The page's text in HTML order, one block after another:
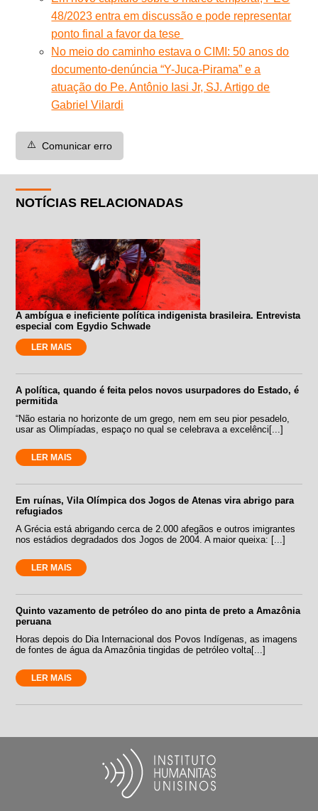
48/2023 entra em discussão e pode representar
ponto final a favor da tese
No meio do caminho estava o CIMI: 50 anos do
documento-denúncia “Y-Juca-Pirama” e a
atuação do Pe. Antônio Iasi Jr, SJ. Artigo de
Gabriel Vilardi
⚠️ Comunicar erro
NOTÍCIAS RELACIONADAS
A ambígua e ineficiente política indigenista brasileira. Entrevista
especial com Egydio Schwade
LER MAIS
A política, quando é feita pelos novos usurpadores do Estado, é
permitida
“Não estaria no horizonte de um grego, nem em seu pior pesadelo,
usar as Olimpíadas, espaço no qual se celebrava a excelênci[...]
LER MAIS
Em ruínas, Vila Olímpica dos Jogos de Atenas vira abrigo para
refugiados
A Grécia está abrigando cerca de 2.000 afegãos e outros imigrantes
nos estádios degradados dos Jogos de 2004. A maior queixa: [...]
LER MAIS
Quinto vazamento de petróleo do ano pinta de preto a Amazônia
peruana
Horas depois do Dia Internacional dos Povos Indígenas, as imagens
de fontes de água da Amazônia tingidas de petróleo volta[...]
LER MAIS